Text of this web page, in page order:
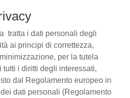
tratta i dati personali degli
ai principi di correttezza,
per la tutela
i diritti degli interessati,
dal Regolamento europeo in
dati personali (Regolamento